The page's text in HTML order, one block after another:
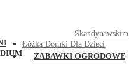
Skandynawskim
Łóżka Domki Dla Dzieci
ZABAWKI OGRODOWE